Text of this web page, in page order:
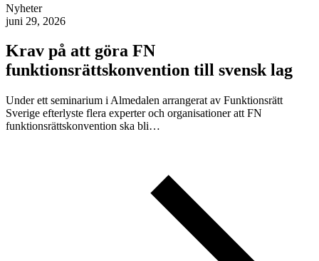
Nyheter
juni 29, 2026
Krav på att göra FN
funktionsrättskonvention till svensk lag
Under ett seminarium i Almedalen arrangerat av Funktionsrätt
Sverige efterlyste flera experter och organisationer att FN
funktionsrättskonvention ska bli…